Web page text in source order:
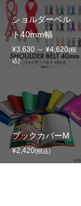
ショルダーベル
ト40mm幅
¥3,630 ～ ¥4,620(税
込)
ブックカバーM
¥2,420(税込)